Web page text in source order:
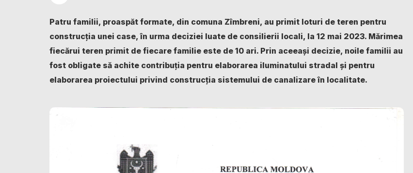
Patru familii, proaspăt formate, din comuna Zîmbreni, au primit loturi de teren pentru
construcția unei case, în urma deciziei luate de consilierii locali, la 12 mai 2023. Mărimea
fiecărui teren primit de fiecare familie este de 10 ari. Prin aceeași decizie, noile familii au
fost obligate să achite contribuția pentru elaborarea iluminatului stradal și pentru
elaborarea proiectului privind construcția sistemului de canalizare în localitate.